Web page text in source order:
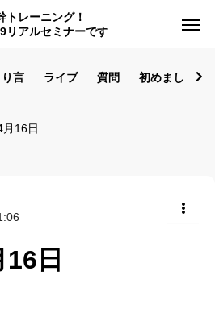
トレーニング！
リアルセミナーです
言 ライブ 質問 初めまして！
16日
日